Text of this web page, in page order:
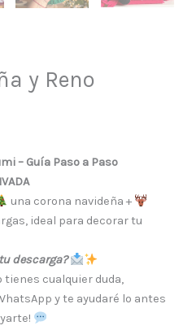
y Reno
– Guía Paso a Paso
una corona navideña +
ideal para decorar tu
descarga?
tienes cualquier duda,
y te ayudaré lo antes